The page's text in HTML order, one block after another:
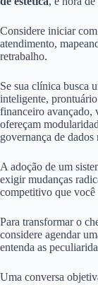
Considere iniciar
atendimento,
retrabalho.
Se sua clínica busca
inteligente,
financeiro avançado,
ofereçam
governança de dados
A adoção de um
exigir mudanças
competitivo que você
Para transformar o
considere agendar
entenda as
Uma conversa